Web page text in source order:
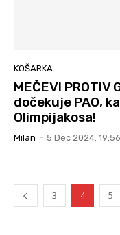
KOŠARKA
MEČEVI PROTIV
dočekuje PAO,
Olimpijakosa!
Milan - 5 Dec 2024. 19:56
3 4 5